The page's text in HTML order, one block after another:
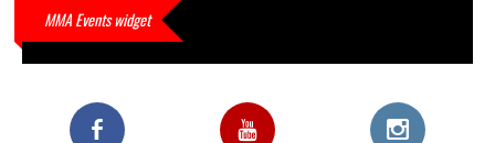
9 OKTOBER, 2023
waar hij van gemaakt is…
KO bij CWA Lowlands 7
MMA Events widget